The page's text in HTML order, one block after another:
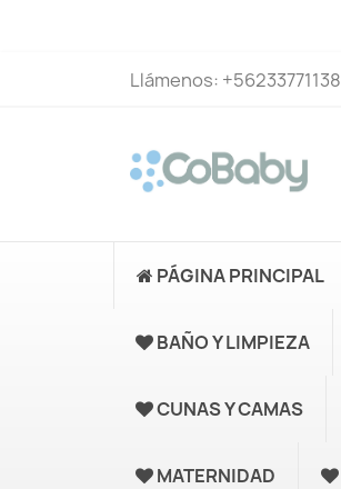
Llámenos: +56233771138
PÁGINA PRINCIPAL
BAÑO Y LIMPIEZA
CUNAS Y CAMAS
MATERNIDAD